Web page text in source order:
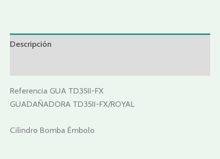
Descripción
Referencia GUA TD35II-FX
GUADAÑADORA TD35II-FX/ROYAL
Cilindro Bomba Émbolo